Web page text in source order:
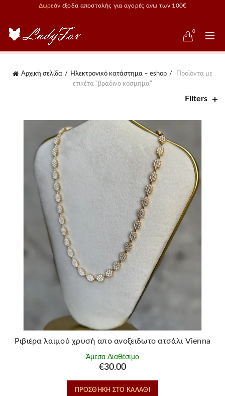
Δωρεάν έξοδα αποστολής για αγορές άνω των 100€
0
Αρχική σελίδα Ηλεκτρονικό κατάστημα – eshop
Προϊόντα με
ετικέτα “βραδινο κοσμημα”
Filters
Ριβιέρα λαιμού χρυσή απο ανοξειδωτο ατσάλι Vienna
Άμεσα Διαθέσιμο
€30.00
ΠΡΟΣΘΉΚΗ ΣΤΟ ΚΑΛΆΘΙ